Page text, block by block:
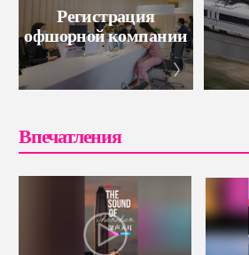
Регистрация
офшорной компании
Впечатления